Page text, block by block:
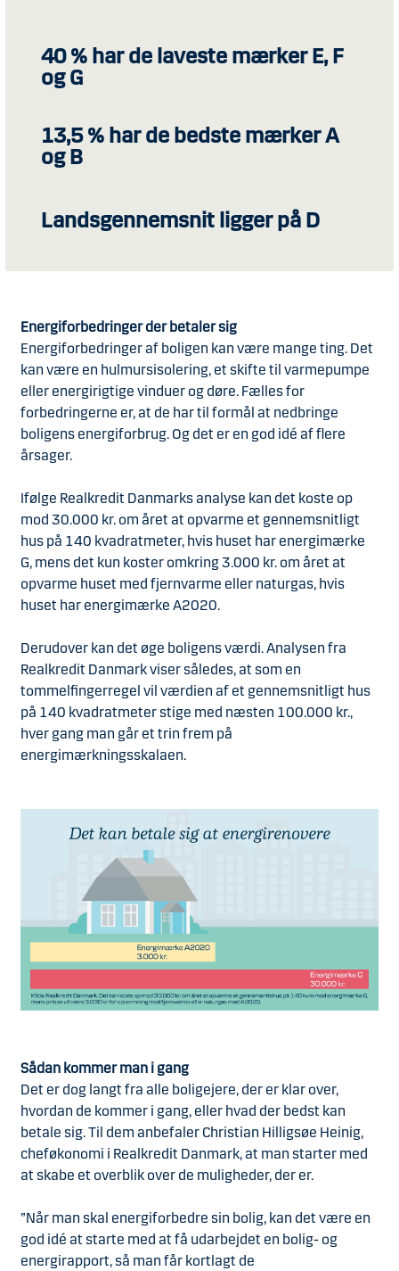
40 % har de laveste mærker E, F
og G
13,5 % har de bedste mærker A
og B
Landsgennemsnit ligger på D
Energiforbedringer der betaler sig
Energiforbedringer af boligen kan være mange ting. Det
kan være en hulmursisolering, et skifte til varmepumpe
eller energirigtige vinduer og døre. Fælles for
forbedringerne er, at de har til formål at nedbringe
boligens energiforbrug. Og det er en god idé af flere
årsager.
Ifølge Realkredit Danmarks analyse kan det koste op
mod 30.000 kr. om året at opvarme et gennemsnitligt
hus på 140 kvadratmeter, hvis huset har energimærke
G, mens det kun koster omkring 3.000 kr. om året at
opvarme huset med fjernvarme eller naturgas, hvis
huset har energimærke A2020.
Derudover kan det øge boligens værdi. Analysen fra
Realkredit Danmark viser således, at som en
tommelfingerregel vil værdien af et gennemsnitligt hus
på 140 kvadratmeter stige med næsten 100.000 kr.,
hver gang man går et trin frem på
energimærkningsskalaen.
Sådan kommer man i gang
Det er dog langt fra alle boligejere, der er klar over,
hvordan de kommer i gang, eller hvad der bedst kan
betale sig. Til dem anbefaler Christian Hilligsøe Heinig,
cheføkonomi i Realkredit Danmark, at man starter med
at skabe et overblik over de muligheder, der er.
”Når man skal energiforbedre sin bolig, kan det være en
god idé at starte med at få udarbejdet en bolig- og
energirapport, så man får kortlagt de